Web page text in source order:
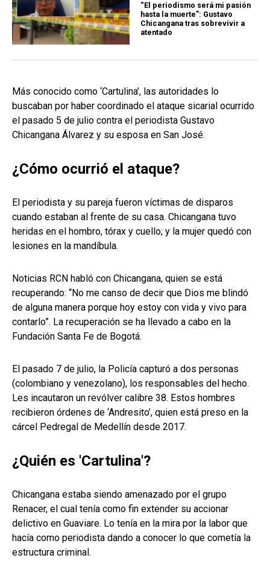
“El periodismo será mi pasión
hasta la muerte”: Gustavo
Chicangana tras sobrevivir a
atentado
Más conocido como ‘Cartulina’, las autoridades lo
buscaban por haber coordinado el ataque sicarial ocurrido
el pasado 5 de julio contra el periodista Gustavo
Chicangana Álvarez y su esposa en San José.
¿Cómo ocurrió el ataque?
El periodista y su pareja fueron víctimas de disparos
cuando estaban al frente de su casa. Chicangana tuvo
heridas en el hombro, tórax y cuello; y la mujer quedó con
lesiones en la mandíbula.
Noticias RCN habló con Chicangana, quien se está
recuperando: “No me canso de decir que Dios me blindó
de alguna manera porque hoy estoy con vida y vivo para
contarlo”. La recuperación se ha llevado a cabo en la
Fundación Santa Fe de Bogotá.
El pasado 7 de julio, la Policía capturó a dos personas
(colombiano y venezolano), los responsables del hecho.
Les incautaron un revólver calibre 38. Estos hombres
recibieron órdenes de ‘Andresito’, quien está preso en la
cárcel Pedregal de Medellín desde 2017.
¿Quién es 'Cartulina'?
Chicangana estaba siendo amenazado por el grupo
Renacer, el cual tenía como fin extender su accionar
delictivo en Guaviare. Lo tenía en la mira por la labor que
hacía como periodista dando a conocer lo que cometía la
estructura criminal.